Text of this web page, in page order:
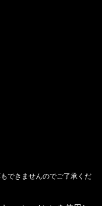
できませんのでご了承くだ